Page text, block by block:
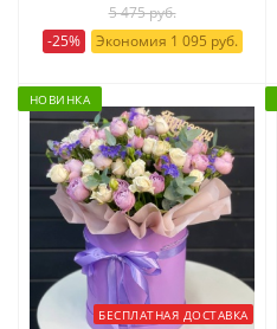
5 475 руб.
-25%
Экономия 1 095 руб.
НОВИНКА
БЕСПЛАТНАЯ ДОСТАВКА